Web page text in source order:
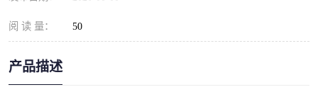
阅 读 量： 50
产品描述